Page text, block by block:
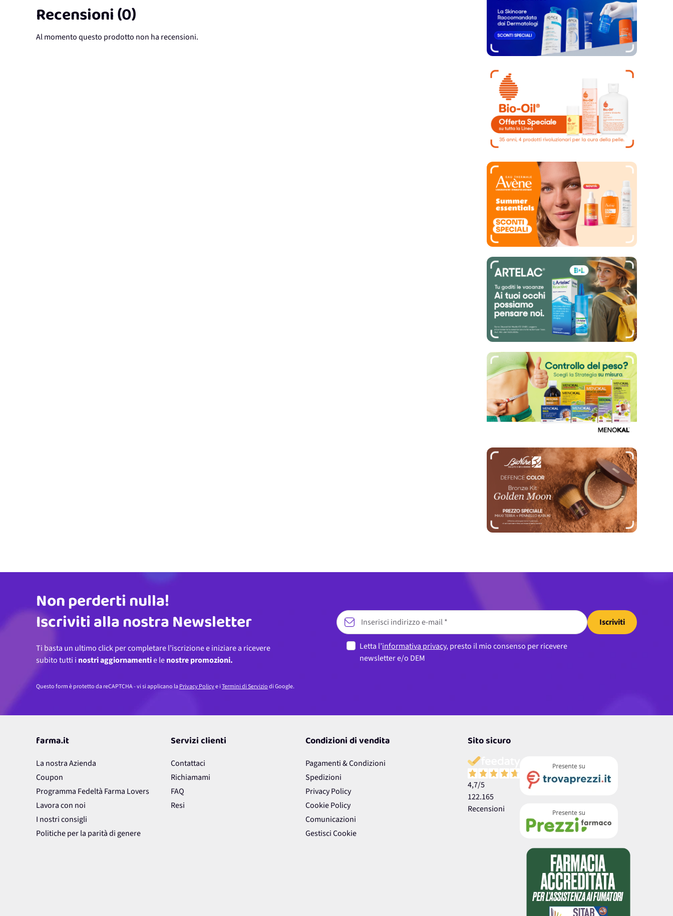
Recensioni (0)
Al momento questo prodotto non ha recensioni.
Indirizzo email
Non perderti nulla!
Iscriviti alla nostra Newsletter
Ti basta un ultimo click per completare l’iscrizione e iniziare a ricevere
subito tutti i nostri aggiornamentie lenostre promozioni.
Iscriviti
Letta l’informativa privacy, presto il mio consenso per ricevere
newsletter e/o DEM
Questo form è protetto da reCAPTCHA - vi si applicano laPrivacy Policye iTermini di Serviziodi Google.
farma.it
La nostra Azienda
Coupon
Programma Fedeltà Farma Lovers
Lavora con noi
I nostri consigli
Politiche per la parità di genere
Servizi clienti
Contattaci
Richiamami
FAQ
Resi
Condizioni di vendita
Pagamenti & Condizioni
Spedizioni
Privacy Policy
Cookie Policy
Comunicazioni
Gestisci Cookie
Sito sicuro
4,7/5
122.165
Recensioni